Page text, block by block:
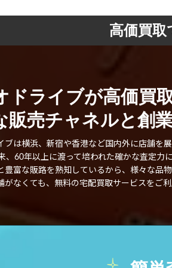
高価買
ドライブが高価買
販売チャネルと創
ブは横浜、新宿や香港など国内外に店舗を展
、60年以上に渡って培われた確かな査定力
豊富な販路を熟知しているから、様々な品物
がなくても、無料の宅配買取サービスをご利